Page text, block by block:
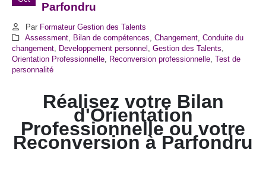
Parfondru
Par Formateur Gestion des Talents
Assessment, Bilan de compétences Changement, Conduite du
changement
Developpement personnel Gestion des Talents
Orientation Professionnelle
Reconversion professionnelle Test de
personnalité
Réalisez votre Bilan
d'Orientation
Professionnelle ou votre
Reconversion à Parfondru